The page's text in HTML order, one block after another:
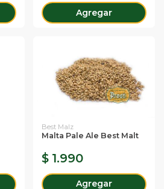
Agregar
Best Malz
Malta Pale Ale Best Malt
$ 1.990
Agregar